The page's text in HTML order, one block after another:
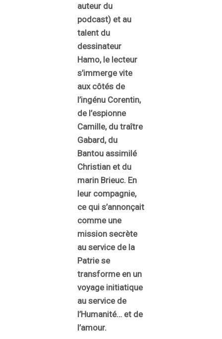
auteur du
podcast) et au
talent du
dessinateur
Hamo, le lecteur
s’immerge vite
aux côtés de
l’ingénu Corentin,
de l’espionne
Camille, du traître
Gabard, du
Bantou assimilé
Christian et du
marin Brieuc. En
leur compagnie,
ce qui s’annonçait
comme une
mission secrète
au service de la
Patrie se
transforme en un
voyage initiatique
au service de
l’Humanité… et de
l’amour.